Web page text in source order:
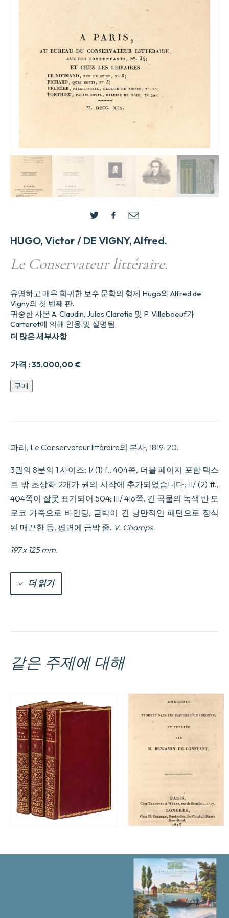
HUGO, Victor / DE VIGNY, Alfred.
Le Conservateur littéraire.
가격 :35.000,00 €
유명하고 매우 희귀한 보수 문학의 형제 Hugo와 Alfred de
Vigny의 첫 번째 판.
귀중한 사본 A. Claudin, Jules Claretie 및 P. Villeboeuf가
Carteret에 의해 인용 및 설명됨.
더 많은 세부사항
Le
Conservateur
구매
파리, Le Conservateur littéraire의 본사, 1819-20.
3권의 8분의 1 사이즈: I/ (1) f., 404쪽, 더블 페이지 포함 텍스
트 밖 초상화 2개가 권의 시작에 추가되었습니다; II/ (2) ff.,
404쪽이 잘못 표기되어 504; III/ 416쪽. 긴 곡물의 녹색 반 모
로코 가죽으로 바인딩, 금박이 긴 낭만적인 패턴으로 장식
된 매끈한 등, 평면에 금박 줄. V. Champs.
197 x 125 mm.
더 읽기
같은 주제에 대해